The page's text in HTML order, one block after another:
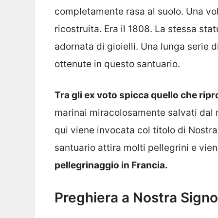
completamente rasa al suolo. Una
ricostruita. Era il 1808. La stessa
adornata di gioielli. Una lunga serie
ottenute in questo santuario.
Tra gli ex voto spicca quello che
marinai miracolosamente salvati
qui viene invocata col titolo di
santuario attira molti pellegrini e
pellegrinaggio in Francia.
Preghiera a Nostra